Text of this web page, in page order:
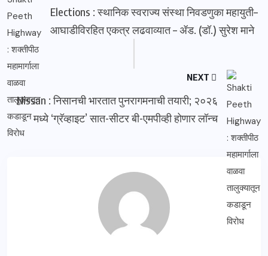
Elections : स्थानिक स्वराज्य संस्था निवडणुका महायुती–
आघाडीविरहित एकत्र लढवाव्यात – ॲड. (डॉ.) सुरेश माने
NEXT
Nissan : निसानची भारतात पुनरागमनाची तयारी; २०२६
मध्ये ‘ग्रॅव्हाइट’ सात-सीटर बी-एमपीव्ही होणार लॉन्च